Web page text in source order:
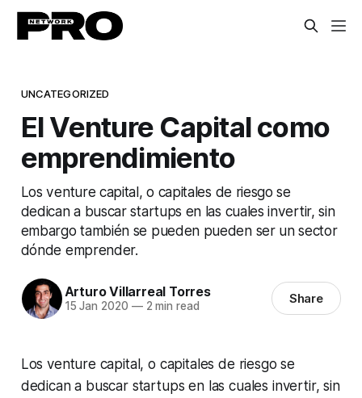
UNCATEGORIZED
El Venture Capital como
emprendimiento
Los venture capital, o capitales de riesgo se
dedican a buscar startups en las cuales invertir, sin
embargo también se pueden pueden ser un sector
dónde emprender.
Arturo Villarreal Torres
15 Jan 2020 —2 min read Share
Los venture capital, o capitales de riesgo se
dedican a buscar startups en las cuales invertir, sin